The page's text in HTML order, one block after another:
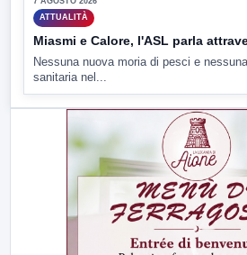
ATTUALITÀ
Miasmi e Calore, l'ASL parla
Nessuna nuova moria di pesci e
sanitaria nel...